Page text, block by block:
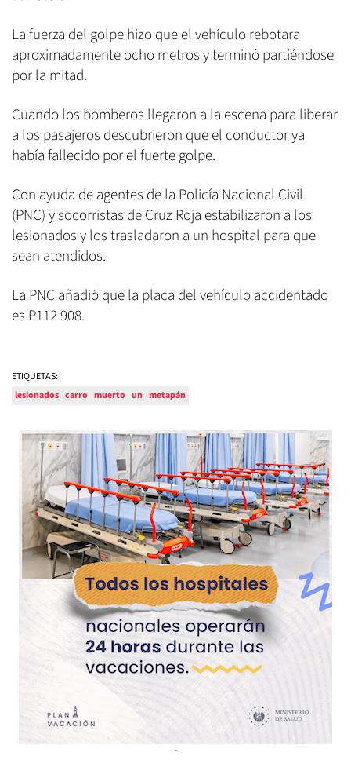
La fuerza del golpe hizo que el vehículo rebotara
aproximadamente ocho metros y terminó partiéndose
por la mitad.
Cuando los bomberos llegaron a la escena para liberar
a los pasajeros descubrieron que el conductor ya
había fallecido por el fuerte golpe.
Con ayuda de agentes de la Policía Nacional Civil
(PNC) y socorristas de Cruz Roja estabilizaron a los
lesionados y los trasladaron a un hospital para que
sean atendidos.
La PNC añadió que la placa del vehículo accidentado
es P112 908.
ETIQUETAS:
lesionados carro muerto un metapán